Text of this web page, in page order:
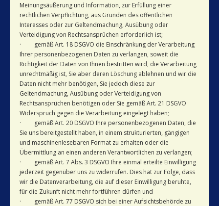
Meinungsäußerung und Information, zur Erfüllung einer
rechtlichen Verpflichtung, aus Gründen des öffentlichen
Interesses oder zur Geltendmachung, Ausübung oder
Verteidigung von Rechtsansprüchen erforderlich ist;
· gemäß Art. 18 DSGVO die Einschränkung der Verarbeitung
Ihrer personenbezogenen Daten zu verlangen, soweit die
Richtigkeit der Daten von Ihnen bestritten wird, die Verarbeitung
unrechtmäßig ist, Sie aber deren Löschung ablehnen und wir die
Daten nicht mehr benötigen, Sie jedoch diese zur
Geltendmachung, Ausübung oder Verteidigung von
Rechtsansprüchen benötigen oder Sie gemäß Art. 21 DSGVO
Widerspruch gegen die Verarbeitung eingelegt haben;
· gemäß Art. 20 DSGVO Ihre personenbezogenen Daten, die
Sie uns bereitgestellt haben, in einem strukturierten, gängigen
und maschinenlesebaren Format zu erhalten oder die
Übermittlung an einen anderen Verantwortlichen zu verlangen;
· gemäß Art. 7 Abs. 3 DSGVO Ihre einmal erteilte Einwilligung
jederzeit gegenüber uns zu widerrufen. Dies hat zur Folge, dass
wir die Datenverarbeitung, die auf dieser Einwilligung beruhte,
für die Zukunft nicht mehr fortführen dürfen und
· gemäß Art. 77 DSGVO sich bei einer Aufsichtsbehörde zu